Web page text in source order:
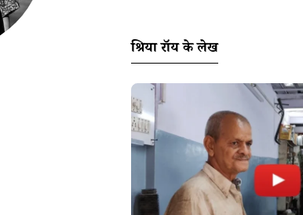
श्रिया रॉय के लेख